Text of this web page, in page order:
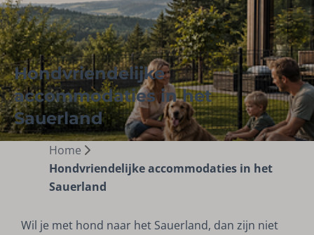
Hondvriendelijke
accommodaties in het
Sauerland
Home
Hondvriendelijke accommodaties in het
Sauerland
Wil je met hond naar het Sauerland, dan zijn niet